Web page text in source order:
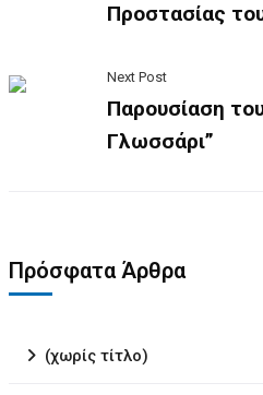
Προστασίας
Next Post
Παρουσίαση
Γλωσσάρι”
Πρόσφατα Άρθρα
(χωρίς τίτλο)